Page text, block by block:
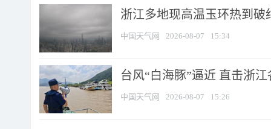
浙江多地现高温玉环热到破
中国天气网 2026-08-07 15:34
台风“白海豚”逼近 直击浙
中国天气网 2026-08-07 15:26